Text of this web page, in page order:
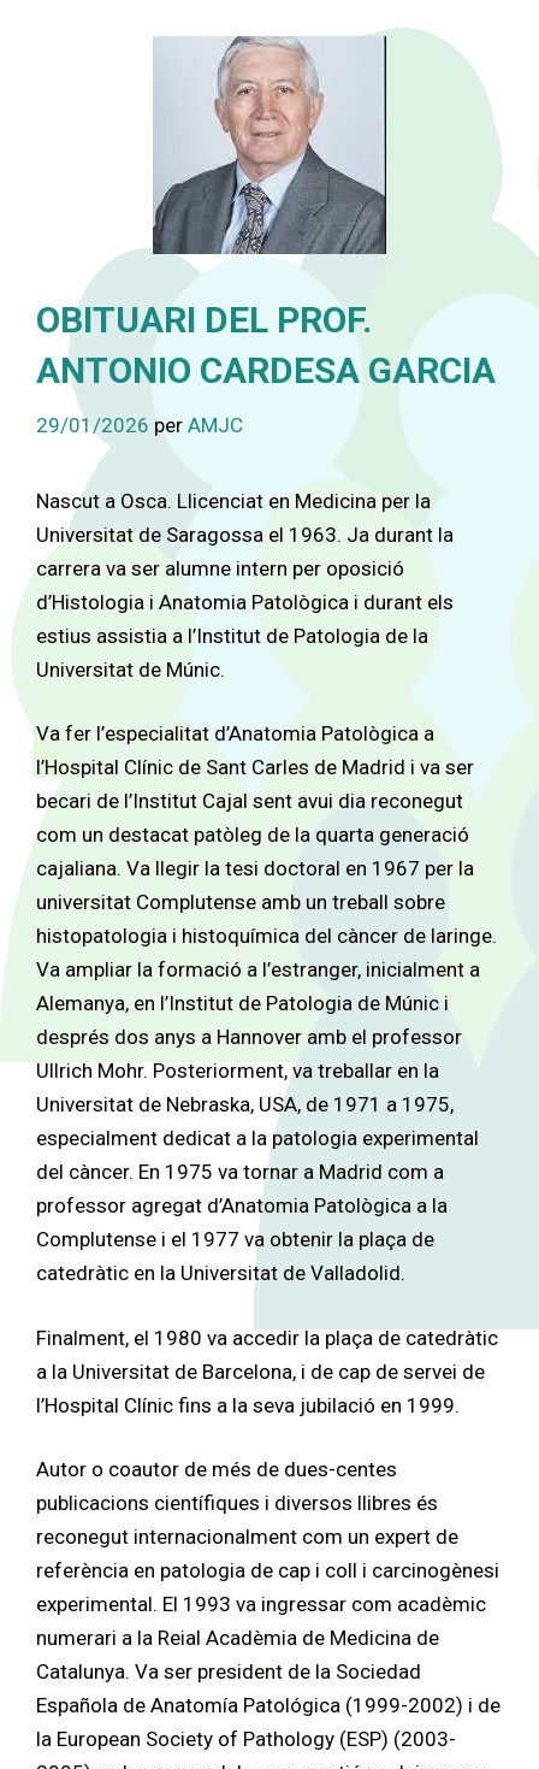
OBITUARI DEL PROF.
ANTONIO CARDESA GARCIA
29/01/2026 per AMJC
Nascut a Osca. Llicenciat en Medicina per la
Universitat de Saragossa el 1963. Ja durant la
carrera va ser alumne intern per oposició
d’Histologia i Anatomia Patològica i durant els
estius assistia a l’Institut de Patologia de la
Universitat de Múnic.
Va fer l’especialitat d’Anatomia Patològica a
l’Hospital Clínic de Sant Carles de Madrid i va ser
becari de l’Institut Cajal sent avui dia reconegut
com un destacat patòleg de la quarta generació
cajaliana. Va llegir la tesi doctoral en 1967 per la
universitat Complutense amb un treball sobre
histopatologia i histoquímica del càncer de laringe.
Va ampliar la formació a l’estranger, inicialment a
Alemanya, en l’Institut de Patologia de Múnic i
després dos anys a Hannover amb el professor
Ullrich Mohr. Posteriorment, va treballar en la
Universitat de Nebraska, USA, de 1971 a 1975,
especialment dedicat a la patologia experimental
del càncer. En 1975 va tornar a Madrid com a
professor agregat d’Anatomia Patològica a la
Complutense i el 1977 va obtenir la plaça de
catedràtic en la Universitat de Valladolid.
Finalment, el 1980 va accedir la plaça de catedràtic
a la Universitat de Barcelona, i de cap de servei de
l’Hospital Clínic fins a la seva jubilació en 1999.
Autor o coautor de més de dues-centes
publicacions científiques i diversos llibres és
reconegut internacionalment com un expert de
referència en patologia de cap i coll i carcinogènesi
experimental. El 1993 va ingressar com acadèmic
numerari a la Reial Acadèmia de Medicina de
Catalunya. Va ser president de la Sociedad
Española de Anatomía Patológica (1999-2002) i de
la European Society of Pathology (ESP) (2003-